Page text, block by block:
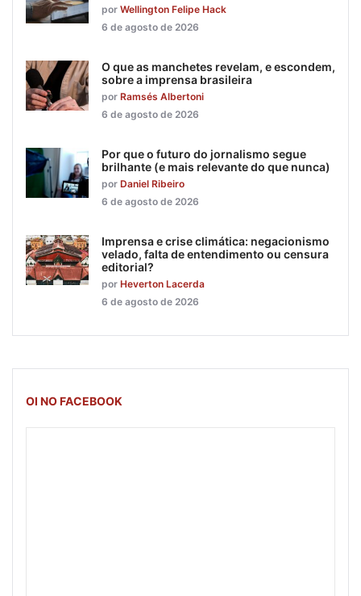
por Wellington Felipe Hack
6 de agosto de 2026
O que as manchetes revelam, e escondem,
sobre a imprensa brasileira
por Ramsés Albertoni
6 de agosto de 2026
Por que o futuro do jornalismo segue
brilhante (e mais relevante do que nunca)
por Daniel Ribeiro
6 de agosto de 2026
Imprensa e crise climática: negacionismo
velado, falta de entendimento ou censura
editorial?
por Heverton Lacerda
6 de agosto de 2026
OI NO FACEBOOK